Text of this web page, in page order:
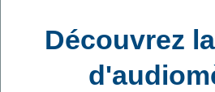
Découvrez